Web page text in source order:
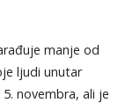
manje od
ljudi unutar
novembra, ali je